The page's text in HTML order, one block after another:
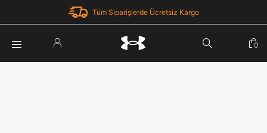
Tüm Siparişlerde Ücretsiz Kargo
0
Parola Yenileme